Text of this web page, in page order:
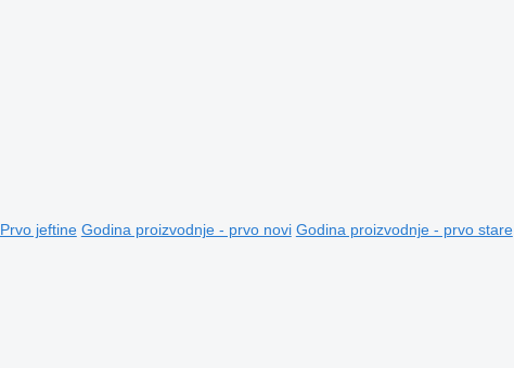
Prvo jeftine Godina proizvodnje - prvo novi Godina proizvodnje - prvo stare